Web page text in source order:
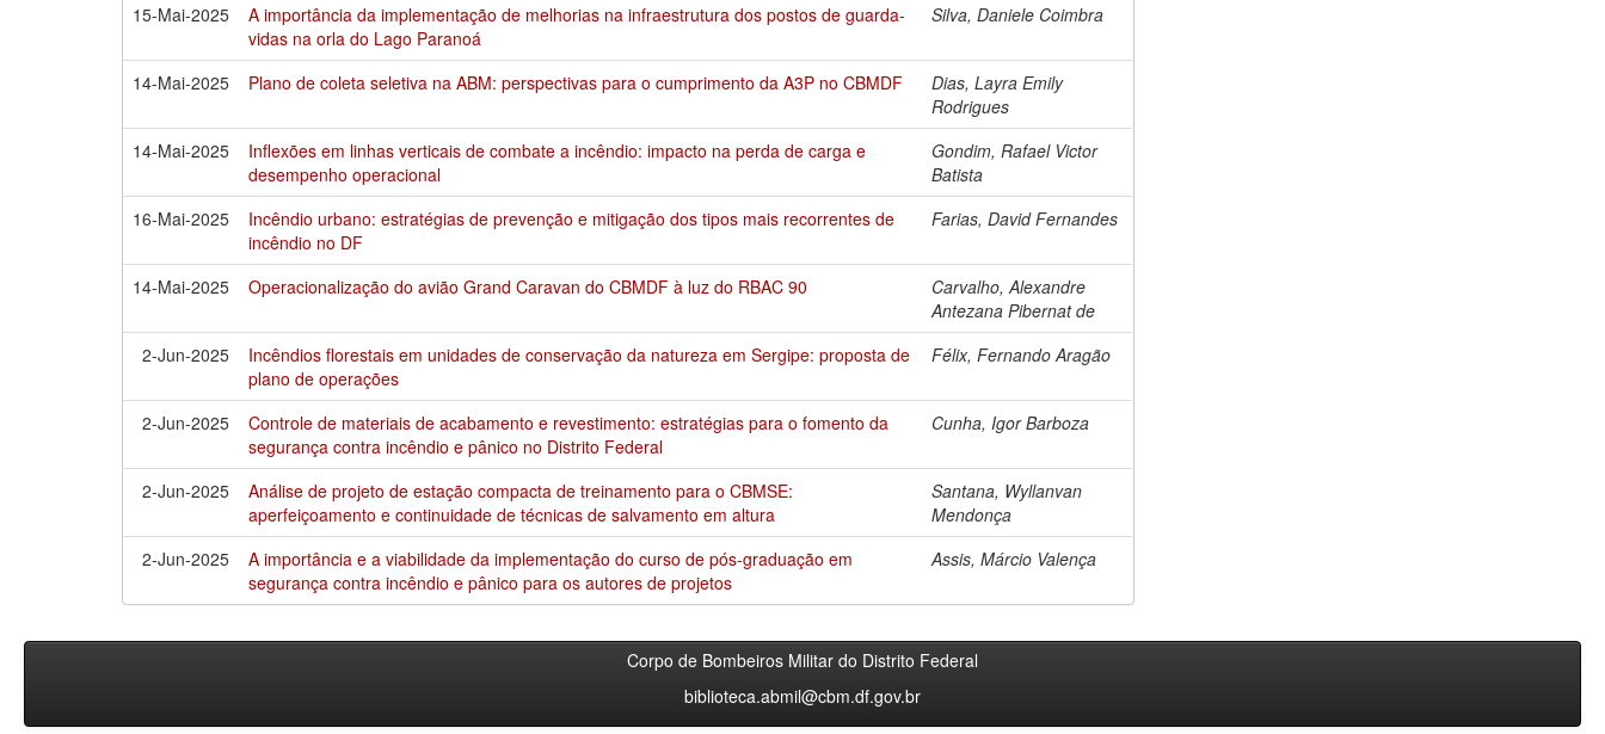
15-Mai-2025
A importância da implementação de melhorias na infraestrutura dos postos de guarda-
vidas na orla do Lago Paranoá
Silva, Daniele Coimbra
14-Mai-2025 Plano de coleta seletiva na ABM: perspectivas para o cumprimento da A3P no CBMDF
Dias, Layra Emily
Rodrigues
14-Mai-2025
Inflexões em linhas verticais de combate a incêndio: impacto na perda de carga e
desempenho operacional
Gondim, Rafael Victor
Batista
16-Mai-2025
Incêndio urbano: estratégias de prevenção e mitigação dos tipos mais recorrentes de
incêndio no DF
Farias, David Fernandes
14-Mai-2025 Operacionalização do avião Grand Caravan do CBMDF à luz do RBAC 90
Carvalho, Alexandre
Antezana Pibernat de
2-Jun-2025
Incêndios florestais em unidades de conservação da natureza em Sergipe: proposta de
plano de operações
Félix, Fernando Aragão
2-Jun-2025
Controle de materiais de acabamento e revestimento: estratégias para o fomento da
segurança contra incêndio e pânico no Distrito Federal
Cunha, Igor Barboza
2-Jun-2025
Análise de projeto de estação compacta de treinamento para o CBMSE:
aperfeiçoamento e continuidade de técnicas de salvamento em altura
Santana, Wyllanvan
Mendonça
2-Jun-2025
A importância e a viabilidade da implementação do curso de pós-graduação em
segurança contra incêndio e pânico para os autores de projetos
Assis, Márcio Valença
Corpo de Bombeiros Militar do Distrito Federal
biblioteca.abmil@cbm.df.gov.br